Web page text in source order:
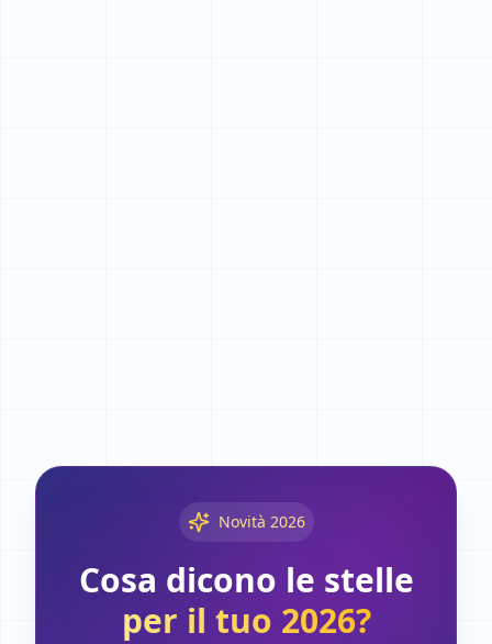
Novità 2026
Cosa dicono le stelle
per il tuo 2026?